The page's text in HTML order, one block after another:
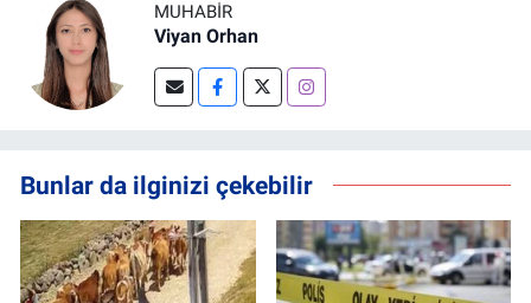
MUHABIR
Viyan Orhan
Bunlar da ilginizi çekebilir